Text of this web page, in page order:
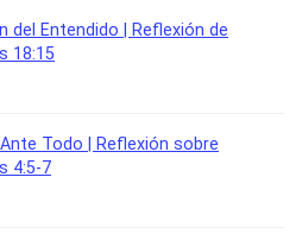
del Entendido | Reflexión de
18:15
Todo | Reflexión sobre
4:5-7